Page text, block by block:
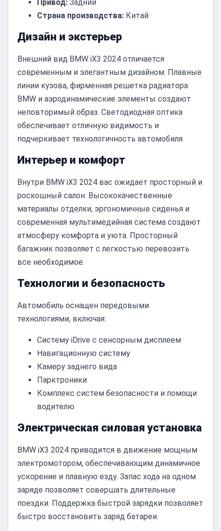
Привод: Задний
Страна производства: Китай
Дизайн и экстерьер
Внешний вид BMW iX3 2024 отличается
современным и элегантным дизайном. Плавные
линии кузова, фирменная решетка радиатора
BMW и аэродинамические элементы создают
неповторимый образ. Светодиодная оптика
обеспечивает отличную видимость и
подчеркивает технологичность автомобиля.
Интерьер и комфорт
Внутри BMW iX3 2024 вас ожидает просторный и
роскошный салон. Высококачественные
материалы отделки, эргономичные сиденья и
современная мультимедийная система создают
атмосферу комфорта и уюта. Просторный
багажник позволяет с легкостью перевозить
все необходимое.
Технологии и безопасность
Автомобиль оснащен передовыми
технологиями, включая:
Систему iDrive с сенсорным дисплеем
Навигационную систему
Камеру заднего вида
Парктроники
Комплекс систем безопасности и помощи
водителю
Электрическая силовая установка
BMW iX3 2024 приводится в движение мощным
электромотором, обеспечивающим динамичное
ускорение и плавную езду. Запас хода на одном
заряде позволяет совершать длительные
поездки. Поддержка быстрой зарядки позволяет
быстро восстановить заряд батареи.